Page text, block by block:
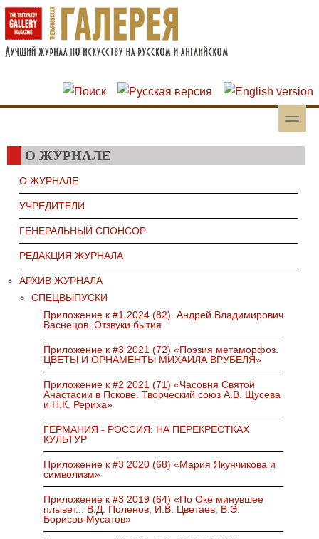
Перейти к основному содержанию
Skip to search
toggle
О ЖУРНАЛЕ
О ЖУРНАЛЕ
УЧРЕДИТЕЛИ
ГЕНЕРАЛЬНЫЙ СПОНСОР
РЕДАКЦИЯ ЖУРНАЛА
АРХИВ ЖУРНАЛА
СПЕЦВЫПУСКИ
Приложение к #1 2024 (82). Андрей Владимирович
Васнецов. Отзвуки бытия
Приложение к #3 2021 (72) «Поэзия метаморфоз.
ЦВЕТЫ И ОРНАМЕНТЫ МИХАИЛА ВРУБЕЛЯ»
Приложение к #2 2021 (71) «Часовня Святой
Анастасии в Пскове. Творческий союз А.В. Щусева
и Н.К. Рериха»
ГЕРМАНИЯ - РОССИЯ: НА ПЕРЕКРЕСТКАХ
КУЛЬТУР
Приложение к #3 2020 (68) «Мария Якунчикова и
символизм»
Приложение к #3 2019 (64) «По Оке минувшее
плывет... В.Д. Поленов, И.В. Цветаев, В.Э.
Борисов-Мусатов»